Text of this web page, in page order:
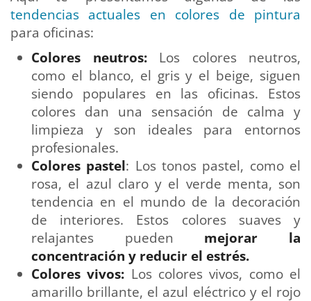
tendencias actuales en colores de pintura
para oficinas:
Colores neutros:Los colores neutros,
como el blanco, el gris y el beige, siguen
siendo populares en las oficinas. Estos
colores dan una sensación de calma y
limpieza y son ideales para entornos
profesionales.
Colores pastel: Los tonos pastel, como el
rosa, el azul claro y el verde menta, son
tendencia en el mundo de la decoración
de interiores. Estos colores suaves y
relajantes pueden mejorar la
concentración y reducir el estrés.
Colores vivos: Los colores vivos, como el
amarillo brillante, el azul eléctrico y el rojo